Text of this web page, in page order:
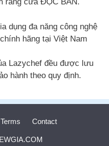
dụng đa năng công nghệ
hãng tại Việt Nam
Lazychef đều được lưu
hành theo quy định.
Terms Contact